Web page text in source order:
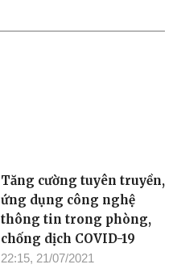
Tăng cường tuyên truyền,
ứng dụng công nghệ
thông tin trong phòng,
chống dịch COVID-19
22:15, 21/07/2021